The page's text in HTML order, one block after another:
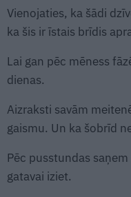
Vienojaties, ka šādi
ka šis ir īstais brīdis
Lai gan pēc mēness
dienas.
Aizraksti savām
gaismu. Un ka šobrīd
Pēc pusstundas
gatavai iziet.